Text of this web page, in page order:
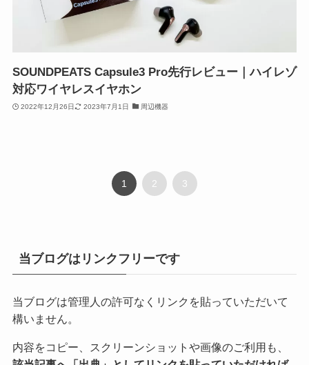
SOUNDPEATS Capsule3 Pro先行レビュー｜ハイレゾ
対応ワイヤレスイヤホン
2022年12月26日 2023年7月1日 周辺機器
1 2 3
当ブログはリンクフリーです
当ブログは管理人の許可なくリンクを貼っていただいて
構いません。
内容をコピー、スクリーンショットや画像のご利用も、